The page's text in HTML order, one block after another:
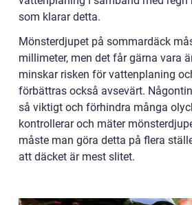
som klarar detta.
Mönsterdjupet på sommardäck
millimeter, men det får gärna vara
minskar risken för vattenplaning
förbättras också avsevärt.
så viktigt och förhindra många
kontrollerar och mäter
måste man göra detta på flera
att däcket är mest slitet.